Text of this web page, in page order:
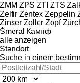
ZMM ZPS ZTI ZTS
Zelfir Zentex Zeppelin
Zinser Zoller Zopf
Šmeral
Кампф
alle anzeigen
Standort
Suche in einem